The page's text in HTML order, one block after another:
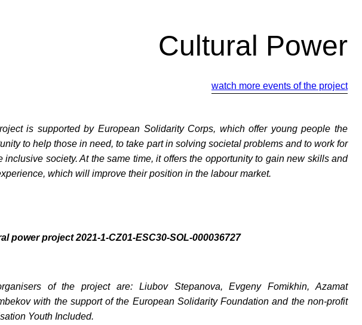
контактируйте нас:
Cultural Power
watch more events of the project
is supported by European Solidarity Corps, which offer young people the
to help those in need, to take part in solving societal problems and to work for
inclusive society. At the same time, it offers the opportunity to gain new skills and
which will improve their position in the labour market.
power project 2021-1-CZ01-ESC30-SOL-000036727
of the project are: Liubov Stepanova, Evgeny Fomikhin, Azamat
with the support of the European Solidarity Foundation and the non-profit
Youth Included.